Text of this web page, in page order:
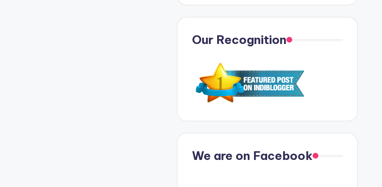
Our Recognition
We are on Facebook